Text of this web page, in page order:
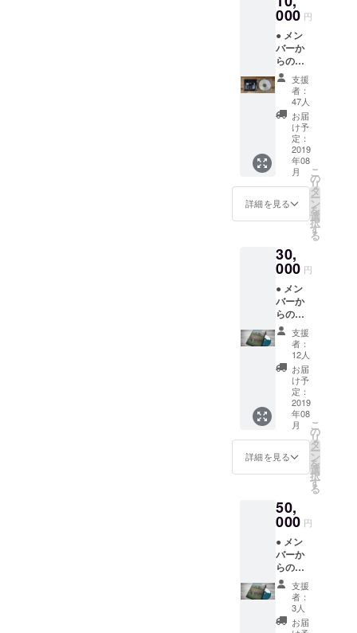
パッ
ケージ
あり）
000 円
● メン
バーか
らのお
礼メー
ル ●
Creem
Pan主
催の座
談会 招
待券 ※
招待券
はメー
ルでお
送りさ
せて頂
きま
映画
「今日
もどこ
かで馬
は生ま
れる」
卓上カ
レン
ダー
※2020
年度版
となり
ます。
●本編未
収録映
像DVD
●映画画
上で
データ
納品）
支援
者：
47人
お届
け予
定：
2019
年08
月
詳細を見る
こ
の
リ
タ
ー
ン
を
選
択
す
る
30,
000 円
● メン
バーか
らのお
礼メー
ル ●
Creem
Pan主
催の座
談会 招
待券 ※
招待券
はメー
ルでお
送りさ
せて頂
きま
映画
「今日
もどこ
かで馬
は生ま
れる」
卓上カ
レン
ダー
※2020
支援
者：
12人
お届
け予
定：
2019
年08
月
詳細を見る
こ
の
リ
タ
ー
ン
を
選
択
す
る
50,
000 円
● メン
バーか
らのお
礼メー
ル ●
Creem
Pan主
支援
者：
3人
お届